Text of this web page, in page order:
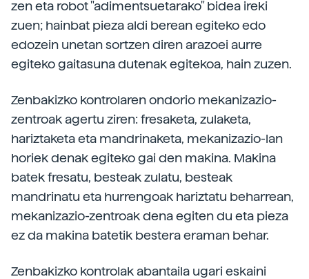
zen eta robot "adimentsuetarako" bidea ireki
zuen; hainbat pieza aldi berean egiteko edo
edozein unetan sortzen diren arazoei aurre
egiteko gaitasuna dutenak egitekoa, hain zuzen.
Zenbakizko kontrolaren ondorio mekanizazio-
zentroak agertu ziren: fresaketa, zulaketa,
hariztaketa eta mandrinaketa, mekanizazio-lan
horiek denak egiteko gai den makina. Makina
batek fresatu, besteak zulatu, besteak
mandrinatu eta hurrengoak hariztatu beharrean,
mekanizazio-zentroak dena egiten du eta pieza
ez da makina batetik bestera eraman behar.
Zenbakizko kontrolak abantaila ugari eskaini